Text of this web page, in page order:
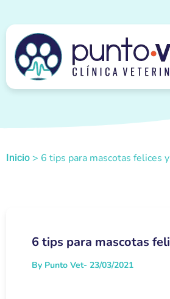
Inicio > 6 tips para mascotas felices
6 tips para mascotas
By Punto Vet- 23/03/2021